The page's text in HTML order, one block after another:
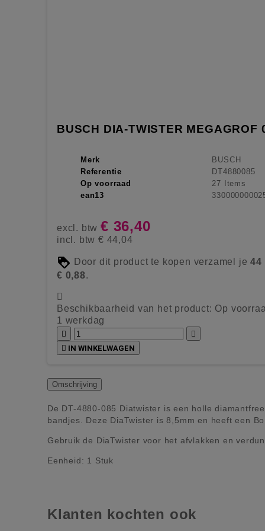
BUSCH DIA-TWISTER MEGAGROF
Merk
BUSCH
Referentie
DT4880085
Op voorraad
27 Items
ean13
excl. btw € 36,40
incl. btw € 44,04
Door dit product te kopen verzamel je44
€ 0,88.

Beschikbaarheid van het product: Op
1 werkdag


 IN WINKELWAGEN
Omschrijving
De DT-4880-085 Diatwister is een holle
bandjes. Deze DiaTwister is 8,5mm en heeft een
Gebruik de DiaTwister voor het afvlakken en
Eenheid: 1 Stuk
Klanten kochten ook